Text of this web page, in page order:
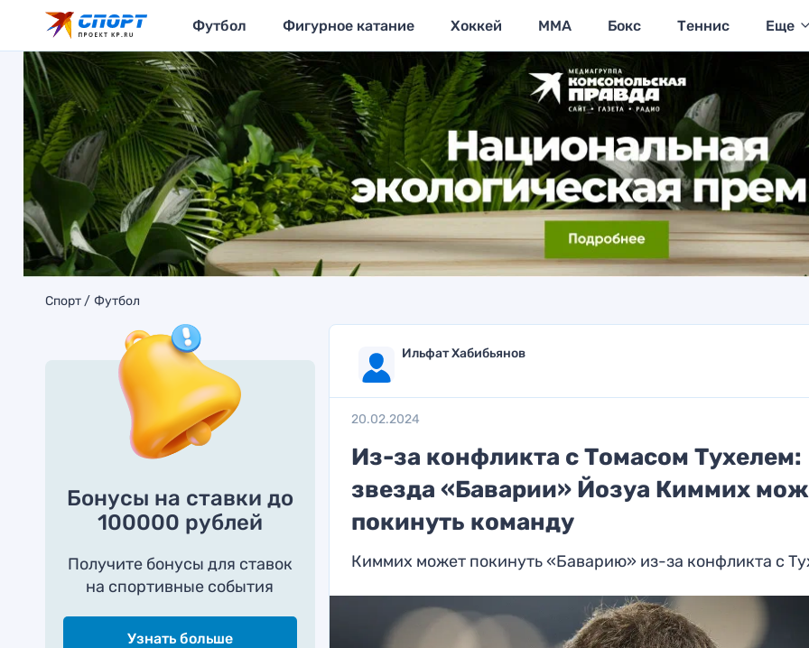
Футбол Фигурное катание Хоккей MMA Бокс Теннис Еще
Спорт Футбол
Бонусы на ставки до
100000 рублей
Получите бонусы для ставок
на спортивные события
Узнать больше
Ильфат Хабибьянов
20.02.2024
Из-за конфликта с Томасом Тухелем:
звезда «Баварии» Йозуа Киммих
покинуть команду
Киммих может покинуть «Баварию» из-за конфликта с